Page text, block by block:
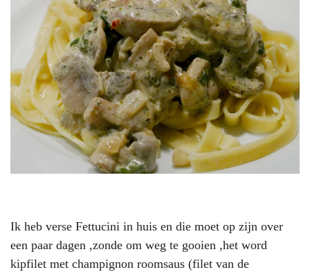
Ik heb verse Fettucini in huis en die moet op zijn over
een paar dagen ,zonde om weg te gooien ,het word
kipfilet met champignon roomsaus (filet van de